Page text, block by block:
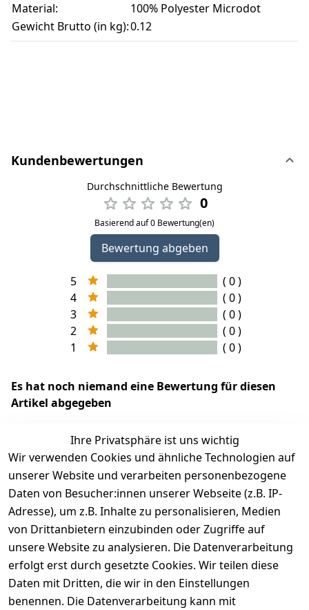
Material:
100% Polyester Microdot
Gewicht Brutto (in kg):0.12
Kundenbewertungen
Durchschnittliche Bewertung
0
Basierend auf 0 Bewertung(en)
Bewertung abgeben
5
( 0 )
4
( 0 )
3
( 0 )
2
( 0 )
1
( 0 )
Es hat noch niemand eine Bewertung für diesen
Artikel abgegeben
EU-Verantwortliche Person - klicken Sie für Details
Ihre Privatsphäre ist uns wichtig
Wir verwenden Cookies und ähnliche Technologien auf
unserer Website und verarbeiten personenbezogene
Daten von Besucher:innen unserer Webseite (z.B. IP-
Adresse), um z.B. Inhalte zu personalisieren, Medien
von Drittanbietern einzubinden oder Zugriffe auf
unsere Website zu analysieren. Die Datenverarbeitung
erfolgt erst durch gesetzte Cookies. Wir teilen diese
Daten mit Dritten, die wir in den Einstellungen
benennen. Die Datenverarbeitung kann mit